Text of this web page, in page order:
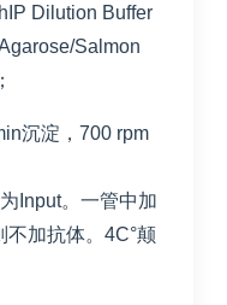
Dilution Buffer
Salmon
沉淀，700 rpm
Input。一管中加
不加抗体。4C°颠